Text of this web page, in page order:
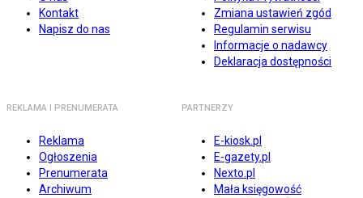
Kontakt
Napisz do nas
Zmiana ustawień zgód
Regulamin serwisu
Informacje o nadawcy
Deklaracja dostępności
REKLAMA I PRENUMERATA
Reklama
Ogłoszenia
Prenumerata
Archiwum
PARTNERZY
E-kiosk.pl
E-gazety.pl
Nexto.pl
Mała księgowość